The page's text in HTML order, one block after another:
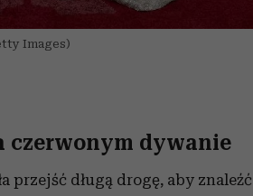
Images)
czerwonym dywanie
przejść długą drogę, aby znaleźć